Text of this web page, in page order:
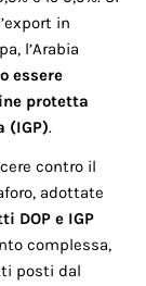
in
l’Arabia
essere
protetta
(IGP).
contro il
adottate
DOP e IGP
complessa,
posti dal